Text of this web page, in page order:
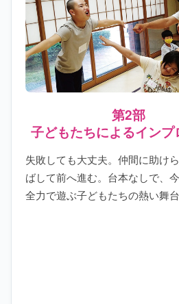
第2部
子どもたちによるインプ
失敗しても大丈夫。仲間に助け
ばして前へ進む。台本なしで、
全力で遊ぶ子どもたちの熱い舞台